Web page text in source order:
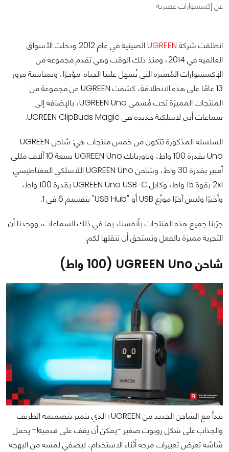
عن إكسسوارات عصرية
انطلقت شركة UGREEN
الصينية في عام 2012 ودخلت الأسواق
العالمية في 2014، ومنذ ذلك الوقت وهي تقدم مجموعة من
الإكسسوارات المُعتبرة التي تُسهل علينا الحياة. مؤخرًا، وبمناسبة مرور
13 عامًا على هذه الانطلاقة، كشفت UGREEN عن مجموعة من
المنتجات المميزة تحت مُسمى UGREEN Uno، بالإضافة إلى
سماعات أذن لاسلكية جديدة هي UGREEN ClipBuds Magic.
السلسلة المذكورة تتكون من خمس منتجات هي: شاحن UGREEN
Uno بقدرة 100 واط، وباوربانك UGREEN Uno بسعة 10 آلاف مللي
أمبير بقدرة 30 واط، وشاحن UGREEN Uno اللاسلكي المغناطيسي
2x1 بقوة 15 واط، وكابل UGREEN Uno USB-C بقدرة 100 واط،
وأخيرًا وليس آخرًا موزّع USB أو "USB Hub" بتقسيم 6 في 1.
جرّبنا جميع هذه المنتجات بأنفسنا، بما في ذلك السماعات، ووجدنا أن
التجربة مميزة بالفعل وتستحق أن ننقلها لكم.
شاحن UGREEN Uno (100 واط)
نبدأ مع الشاحن الجديد من UGREEN؛ الذي يتميز بتصميمه الطريف
والجذاب على شكل روبوت صغير -يمكن أن يقف على قدميه!- يحمل
شاشة تعرض تعبيرات مرحة أثناء الاستخدام، ليضفي لمسة من البهجة